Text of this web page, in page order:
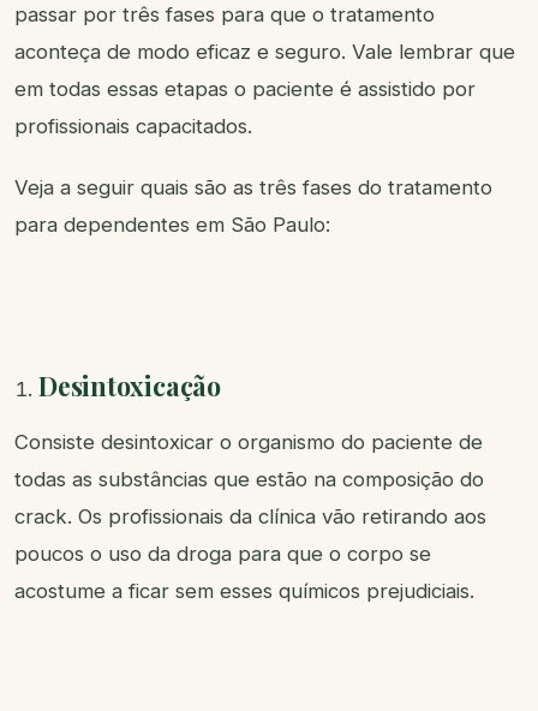
passar por três fases para que o tratamento
aconteça de modo eficaz e seguro. Vale lembrar que
em todas essas etapas o paciente é assistido por
profissionais capacitados.
Veja a seguir quais são as três fases do tratamento
para dependentes em São Paulo:
Desintoxicação
Consiste desintoxicar o organismo do paciente de
todas as substâncias que estão na composição do
crack. Os profissionais da clínica vão retirando aos
poucos o uso da droga para que o corpo se
acostume a ficar sem esses químicos prejudiciais.